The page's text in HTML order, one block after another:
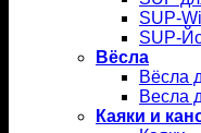
SUP-
SUP-
Вёсла
Вёсла
Весла
Каяки и